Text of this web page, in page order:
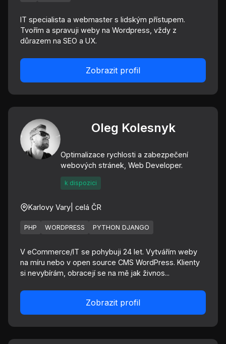
IT specialista a webmaster s lidským přístupem.
Tvořím a spravuji weby na Wordpress, vždy z
důrazem na SEO a UX.
Zobrazit profil
Oleg Kolesnyk
Optimalizace rychlosti a zabezpečení
webových stránek, Web Developer.
k dispozici
Karlovy Vary | celá ČR
PHP WORDPRESS PYTHON DJANGO
V eCommerce/IT se pohybuji 24 let. Vytvářím weby
na míru nebo v open source CMS WordPress. Klienty
si nevybírám, obracejí se na mě jak živnos...
Zobrazit profil